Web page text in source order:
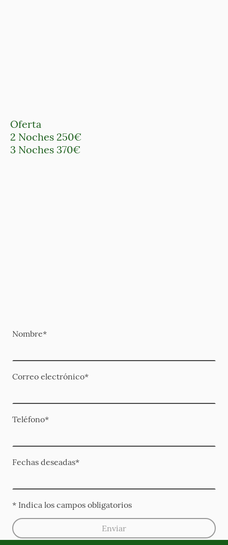
Oferta
2 Noches 250€
3 Noches 370€
Nombre*
Correo electrónico*
Teléfono*
Fechas deseadas*
* Indica los campos obligatorios
Enviar